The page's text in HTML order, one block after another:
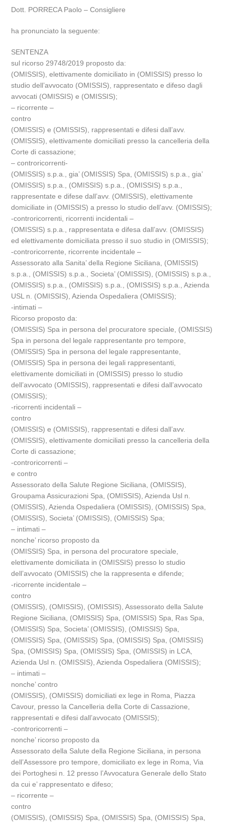
Dott. PORRECA Paolo – Consigliere
ha pronunciato la seguente:
SENTENZA
sul ricorso 29748/2019 proposto da:
(OMISSIS), elettivamente domiciliato in (OMISSIS) presso lo
studio dell’avvocato (OMISSIS), rappresentato e difeso dagli
avvocati (OMISSIS) e (OMISSIS);
– ricorrente –
contro
(OMISSIS) e (OMISSIS), rappresentati e difesi dall’avv.
(OMISSIS), elettivamente domiciliati presso la cancelleria della
Corte di cassazione;
– controricorrenti-
(OMISSIS) s.p.a., gia’ (OMISSIS) Spa, (OMISSIS) s.p.a., gia’
(OMISSIS) s.p.a., (OMISSIS) s.p.a., (OMISSIS) s.p.a.,
rappresentate e difese dall’avv. (OMISSIS), elettivamente
domiciliate in (OMISSIS) a presso lo studio dell’avv. (OMISSIS);
-controricorrenti, ricorrenti incidentali –
(OMISSIS) s.p.a., rappresentata e difesa dall’avv. (OMISSIS)
ed elettivamente domiciliata presso il suo studio in (OMISSIS);
-controricorrente, ricorrente incidentale –
Assessorato alla Sanita’ della Regione Siciliana, (OMISSIS)
s.p.a., (OMISSIS) s.p.a., Societa’ (OMISSIS), (OMISSIS) s.p.a.,
(OMISSIS) s.p.a., (OMISSIS) s.p.a., (OMISSIS) s.p.a., Azienda
USL n. (OMISSIS), Azienda Ospedaliera (OMISSIS);
-intimati –
Ricorso proposto da:
(OMISSIS) Spa in persona del procuratore speciale, (OMISSIS)
Spa in persona del legale rappresentante pro tempore,
(OMISSIS) Spa in persona del legale rappresentante,
(OMISSIS) Spa in persona dei legali rappresentanti,
elettivamente domiciliati in (OMISSIS) presso lo studio
dell’avvocato (OMISSIS), rappresentati e difesi dall’avvocato
(OMISSIS);
-ricorrenti incidentali –
contro
(OMISSIS) e (OMISSIS), rappresentati e difesi dall’avv.
(OMISSIS), elettivamente domiciliati presso la cancelleria della
Corte di cassazione;
-controricorrenti –
e contro
Assessorato della Salute Regione Siciliana, (OMISSIS),
Groupama Assicurazioni Spa, (OMISSIS), Azienda Usl n.
(OMISSIS), Azienda Ospedaliera (OMISSIS), (OMISSIS) Spa,
(OMISSIS), Societa’ (OMISSIS), (OMISSIS) Spa;
– intimati –
nonche’ ricorso proposto da
(OMISSIS) Spa, in persona del procuratore speciale,
elettivamente domiciliata in (OMISSIS) presso lo studio
dell’avvocato (OMISSIS) che la rappresenta e difende;
-ricorrente incidentale –
contro
(OMISSIS), (OMISSIS), (OMISSIS), Assessorato della Salute
Regione Siciliana, (OMISSIS) Spa, (OMISSIS) Spa, Ras Spa,
(OMISSIS) Spa, Societa’ (OMISSIS), (OMISSIS) Spa,
(OMISSIS) Spa, (OMISSIS) Spa, (OMISSIS) Spa, (OMISSIS)
Spa, (OMISSIS) Spa, (OMISSIS) Spa, (OMISSIS) in LCA,
Azienda Usl n. (OMISSIS), Azienda Ospedaliera (OMISSIS);
– intimati –
nonche’ contro
(OMISSIS), (OMISSIS) domiciliati ex lege in Roma, Piazza
Cavour, presso la Cancelleria della Corte di Cassazione,
rappresentati e difesi dall’avvocato (OMISSIS);
-controricorrenti –
nonche’ ricorso proposto da
Assessorato della Salute della Regione Siciliana, in persona
dell’Assessore pro tempore, domiciliato ex lege in Roma, Via
dei Portoghesi n. 12 presso l’Avvocatura Generale dello Stato
da cui e’ rappresentato e difeso;
– ricorrente –
contro
(OMISSIS), (OMISSIS) Spa, (OMISSIS) Spa, (OMISSIS) Spa,